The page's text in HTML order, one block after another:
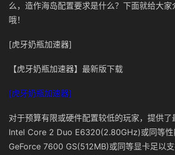
么，造作海岛配置要求是什么？下面就给大
哦！
[虎牙奶瓶加速器]
【虎牙奶瓶加速器】最新版下载
[虎牙奶瓶加速器]
对于预算有限或硬件配置较低的玩家，提供
Intel Core 2 Duo E6320(2.80GHz)或同等性
GeForce 7600 GS(512MB)或同等显卡足以